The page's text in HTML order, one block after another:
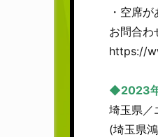
・空席
お問合
https://
◆2023
埼玉県／
(埼玉県